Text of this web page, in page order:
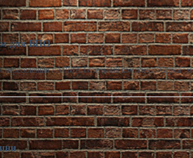
для ВПО
/ АРМА Готельний комплекс “Одеса”